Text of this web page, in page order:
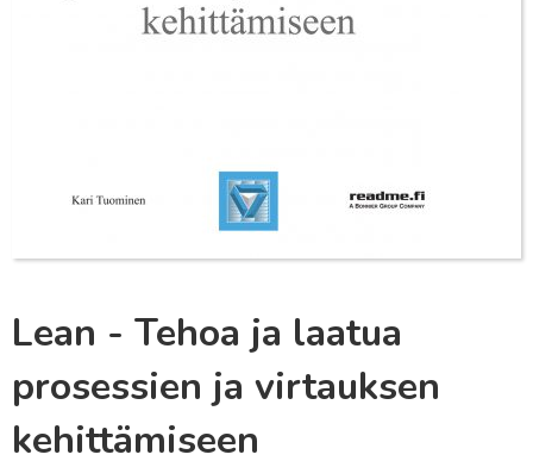
Lean - Tehoa ja laatua
prosessien ja virtauksen
kehittämiseen